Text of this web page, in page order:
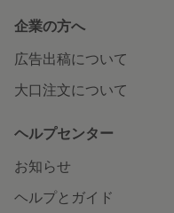
企業の方へ
広告出稿について
大口注文について
ヘルプセンター
お知らせ
ヘルプとガイド